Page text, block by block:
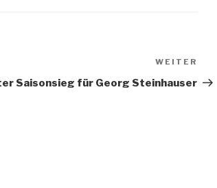
WEITER
Saisonsieg für Georg Steinhauser